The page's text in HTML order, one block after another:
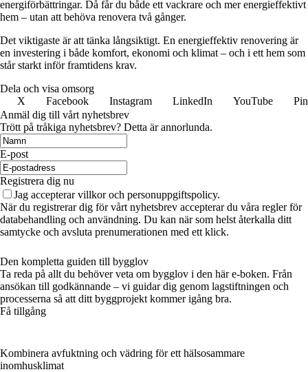
energiförbättringar. Då får du både ett vackrare och mer energieffektivt
hem – utan att behöva renovera två gånger.
Det viktigaste är att tänka långsiktigt. En energieffektiv renovering är
en investering i både komfort, ekonomi och klimat – och i ett hem som
står starkt inför framtidens krav.
Dela och visa omsorg
X
Facebook Instagram LinkedIn YouTube
Anmäl dig till vårt nyhetsbrev
Trött på tråkiga nyhetsbrev? Detta är annorlunda.
E-post
Registrera dig nu
Jag accepterar villkor och personuppgiftspolicy.
När du registrerar dig för vårt nyhetsbrev accepterar du våra regler för
databehandling och användning. Du kan när som helst återkalla ditt
samtycke och avsluta prenumerationen med ett klick.
Den kompletta guiden till bygglov
Ta reda på allt du behöver veta om bygglov i den här e-boken. Från
ansökan till godkännande – vi guidar dig genom lagstiftningen och
processerna så att ditt byggprojekt kommer igång bra.
Få tillgång
Kombinera avfuktning och vädring för ett hälsosammare
inomhusklimat